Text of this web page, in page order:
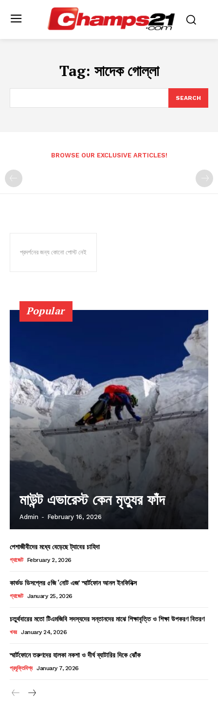
Tag: সাদেক গোল্লা
SEARCH
BROWSE OUR EXCLUSIVE ARTICLES!
প্রদর্শনের জন্য কোনো পোস্ট নেই
Popular
মাউন্ট এভারেস্ট কেন মৃত্যুর ফাঁদ
Admin - February 16, 2026
পেশাজীবীদের মধ্যে বেড়েছে ট্যাবের চাহিদা
গ্যাজেট February 2, 2026
কার্ভড ডিসপ্লের ৫জি ‘নোট এজ’ স্মার্টফোন আনল ইনফিনিক্স
গ্যাজেট January 25, 2026
চতুর্থবারের মতো টিএমজিবি সদস্যদের সন্তানদের মাঝে শিক্ষাবৃত্তি ও শিক্ষা উপকরণ বিতরণ
খবর January 24, 2026
স্মার্টফোনে তরুণদের হালকা নকশা ও দীর্ঘ ব্যাটারির দিকে ঝোঁক
প্রযুক্তিবিশ্ব January 7, 2026